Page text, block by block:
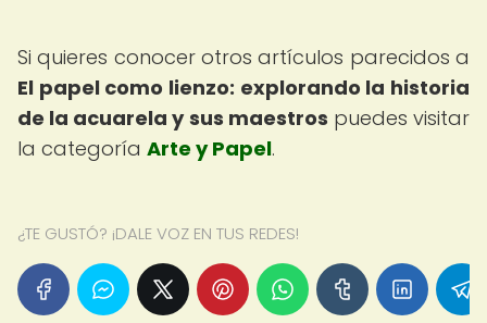
Si quieres conocer otros artículos parecidos a
El papel como lienzo: explorando la historia
de la acuarela y sus maestros puedes visitar
la categoría Arte y Papel.
¿TE GUSTÓ? ¡DALE VOZ EN TUS REDES!